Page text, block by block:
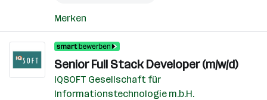
Merken
Senior Full Stack Developer (m/w/d)
IQSOFT Gesellschaft für
Informationstechnologie m.b.H.